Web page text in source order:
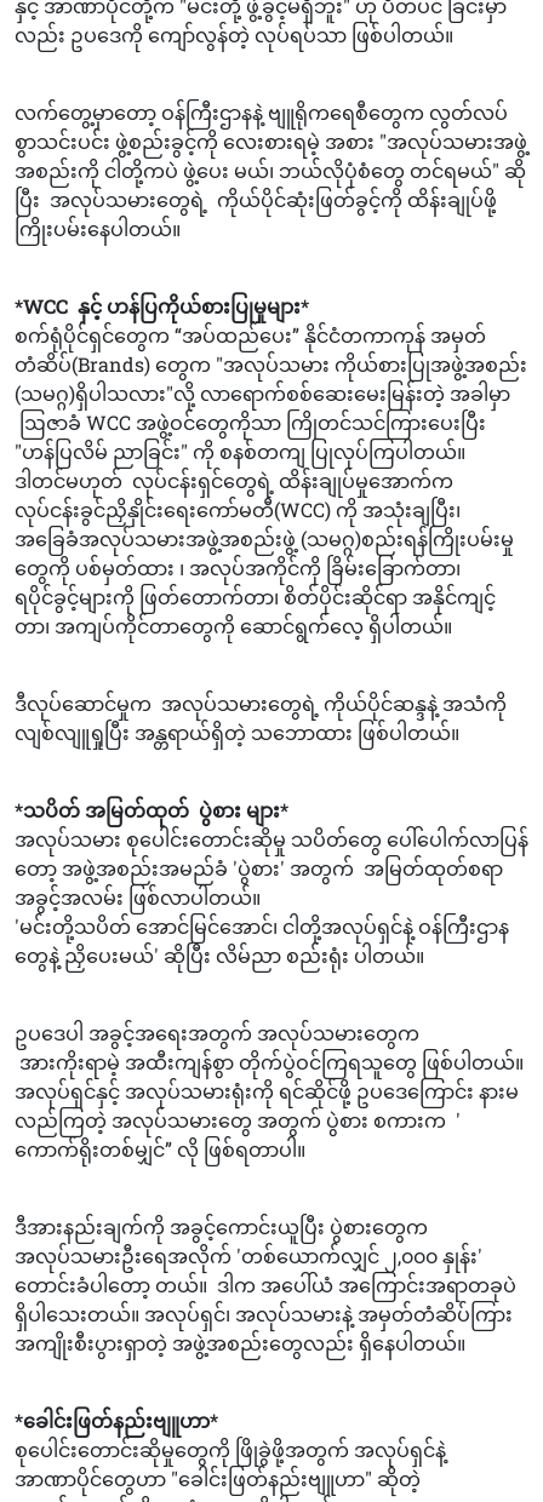
နှင့် အာဏာပိုင်တို့က "မင်းတို့ ဖွဲ့ခွင့်မရှိဘူး" ဟု ပိတ်ပင် ခြင်းမှာ
လည်း ဥပဒေကို ကျော်လွန်တဲ့ လုပ်ရပ်သာ ဖြစ်ပါတယ်။
လက်တွေ့မှာတော့ ဝန်ကြီးဌာနနဲ့ ဗျူရိုကရေစီတွေက လွတ်လပ်
စွာသင်းပင်း ဖွဲ့စည်းခွင့်ကို လေးစားရမဲ့ အစား "အလုပ်သမားအဖွဲ့
အစည်းကို ငါတို့ကပဲ ဖွဲ့ပေး မယ်၊ ဘယ်လိုပုံစံတွေ တင်ရမယ်" ဆို
ပြီး အလုပ်သမားတွေရဲ့ ကိုယ်ပိုင်ဆုံးဖြတ်ခွင့်ကို ထိန်းချုပ်ဖို့
ကြိုးပမ်းနေပါတယ်။
*WCC နှင့် ဟန်ပြကိုယ်စားပြုမှုများ*
စက်ရုံပိုင်ရှင်တွေက “အပ်ထည်ပေး” နိုင်ငံတကာကုန် အမှတ်
တံဆိပ်(Brands) တွေက "အလုပ်သမား ကိုယ်စားပြုအဖွဲ့အစည်း
(သမဂ္ဂ)ရှိပါသလား"လို့ လာရောက်စစ်ဆေးမေးမြန်းတဲ့ အခါမှာ
ဩဇာခံ WCC အဖွဲ့ဝင်တွေကိုသာ ကြိုတင်သင်ကြားပေးပြီး
"ဟန်ပြလိမ် ညာခြင်း" ကို စနစ်တကျ ပြုလုပ်ကြပါတယ်။
ဒါတင်မဟုတ် လုပ်ငန်းရှင်တွေရဲ့ ထိန်းချုပ်မှုအောက်က
လုပ်ငန်းခွင်ညှိနှိုင်းရေးကော်မတီ(WCC) ကို အသုံးချပြီး၊
အခြေခံအလုပ်သမားအဖွဲ့အစည်းဖွဲ့ (သမဂ္ဂ)စည်းရန်ကြိုးပမ်းမှု
တွေကို ပစ်မှတ်ထား ၊ အလုပ်အကိုင်ကို ခြိမ်းခြောက်တာ၊
ရပိုင်ခွင့်များကို ဖြတ်တောက်တာ၊ စိတ်ပိုင်းဆိုင်ရာ အနိုင်ကျင့်
တာ၊ အကျပ်ကိုင်တာတွေကို ဆောင်ရွက်လေ့ ရှိပါတယ်။
ဒီလုပ်ဆောင်မှုက အလုပ်သမားတွေရဲ့ ကိုယ်ပိုင်ဆန္ဒနဲ့ အသံကို
လျစ်လျူရှုပြီး အန္တရာယ်ရှိတဲ့ သဘောထား ဖြစ်ပါတယ်။
*သပိတ် အမြတ်ထုတ် ပွဲစား များ*
အလုပ်သမား စုပေါင်းတောင်းဆိုမှု သပိတ်တွေ ပေါ်ပေါက်လာပြန်
တော့ အဖွဲ့အစည်းအမည်ခံ 'ပွဲစား' အတွက် အမြတ်ထုတ်စရာ
အခွင့်အလမ်း ဖြစ်လာပါတယ်။
'မင်းတို့သပိတ် အောင်မြင်အောင်၊ ငါတို့အလုပ်ရှင်နဲ့ ဝန်ကြီးဌာန
တွေနဲ့ ညှိပေးမယ်' ဆိုပြီး လိမ်ညာ စည်းရုံး ပါတယ်။
ဥပဒေပါ အခွင့်အရေးအတွက် အလုပ်သမားတွေက
အားကိုးရာမဲ့ အထီးကျန်စွာ တိုက်ပွဲဝင်ကြရသူတွေ ဖြစ်ပါတယ်။
အလုပ်ရှင်နှင့် အလုပ်သမားရုံးကို ရင်ဆိုင်ဖို့ ဥပဒေကြောင်း နားမ
လည်ကြတဲ့ အလုပ်သမားတွေ အတွက် ပွဲစား စကားက '
ကောက်ရိုးတစ်မျှင်” လို ဖြစ်ရတာပါ။
ဒီအားနည်းချက်ကို အခွင့်ကောင်းယူပြီး ပွဲစားတွေက
အလုပ်သမားဦးရေအလိုက် 'တစ်ယောက်လျှင် ၂,၀၀၀ နှုန်း'
တောင်းခံပါတော့ တယ်။ ဒါက အပေါ်ယံ အကြောင်းအရာတခုပဲ
ရှိပါသေးတယ်။ အလုပ်ရှင်၊ အလုပ်သမားနဲ့ အမှတ်တံဆိပ်ကြား
အကျိုးစီးပွားရှာတဲ့ အဖွဲ့အစည်းတွေလည်း ရှိနေပါတယ်။
*ခေါင်းဖြတ်နည်းဗျူဟာ*
စုပေါင်းတောင်းဆိုမှုတွေကို ဖြိုခွဲဖို့အတွက် အလုပ်ရှင်နဲ့
အာဏာပိုင်တွေဟာ "ခေါင်းဖြတ်နည်းဗျူဟာ" ဆိုတဲ့